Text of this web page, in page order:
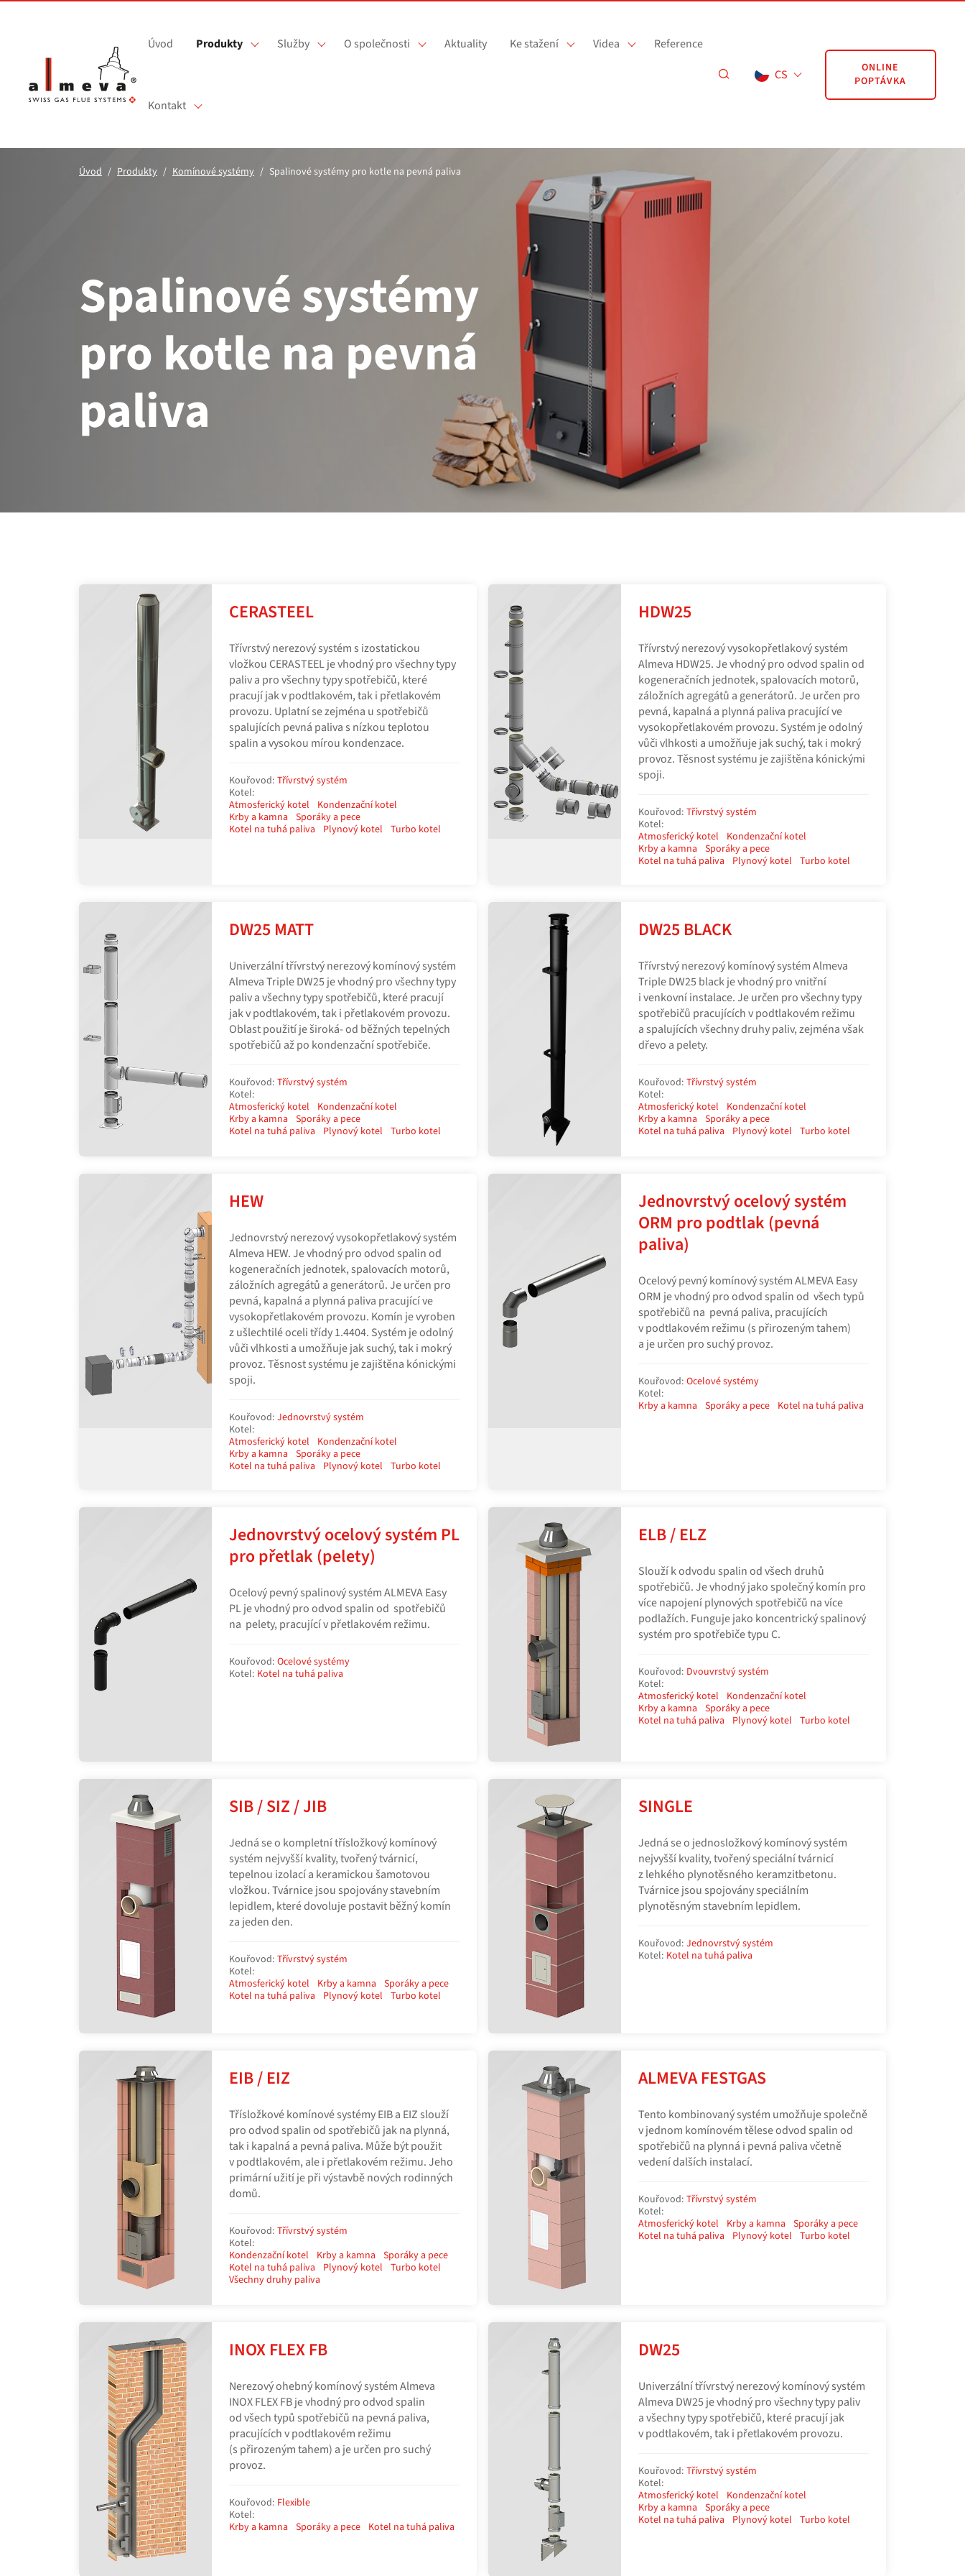
Úvod Produkty Služby O společnosti Aktuality Ke stažení Videa Reference
Kontakt
CS
ONLINE
POPTÁVKA
Úvod Produkty Komínové systémy Spalinové systémy pro kotle na pevná paliva
Spalinové systémy
pro kotle na pevná
paliva
CERASTEEL
Třívrstvý nerezový systém s izostatickou
vložkou CERASTEEL je vhodný pro všechny typy
paliv a pro všechny typy spotřebičů, které
pracují jak v podtlakovém, tak i přetlakovém
provozu. Uplatní se zejména u spotřebičů
spalujících pevná paliva s nízkou teplotou
spalin a vysokou mírou kondenzace.
Kouřovod: Třívrstvý systém
Kotel:
Atmosferický kotel
Kondenzační kotel
Krby a kamna Sporáky a pece
Kotel na tuhá paliva
Plynový kotel Turbo kotel
HDW25
Třívrstvý nerezový vysokopřetlakový systém
Almeva HDW25. Je vhodný pro odvod spalin od
kogeneračních jednotek, spalovacích motorů,
záložních agregátů a generátorů. Je určen pro
pevná, kapalná a plynná paliva pracující ve
vysokopřetlakovém provozu. Systém je odolný
vůči vlhkosti a umožňuje jak suchý, tak i mokrý
provoz. Těsnost systému je zajištěna kónickými
spoji.
Kouřovod: Třívrstvý systém
Kotel:
Atmosferický kotel
Kondenzační kotel
Krby a kamna Sporáky a pece
Kotel na tuhá paliva
Plynový kotel Turbo kotel
DW25 MATT
Univerzální třívrstvý nerezový komínový systém
Almeva Triple DW25 je vhodný pro všechny typy
paliv a všechny typy spotřebičů, které pracují
jak v podtlakovém, tak i přetlakovém provozu.
Oblast použití je široká- od běžných tepelných
spotřebičů až po kondenzační spotřebiče.
Kouřovod: Třívrstvý systém
Kotel:
Atmosferický kotel
Kondenzační kotel
Krby a kamna Sporáky a pece
Kotel na tuhá paliva
Plynový kotel Turbo kotel
DW25 BLACK
Třívrstvý nerezový komínový systém Almeva
Triple DW25 black je vhodný pro vnitřní
i venkovní instalace. Je určen pro všechny typy
spotřebičů pracujících v podtlakovém režimu
a spalujících všechny druhy paliv, zejména však
dřevo a pelety.
Kouřovod: Třívrstvý systém
Kotel:
Atmosferický kotel
Kondenzační kotel
Krby a kamna Sporáky a pece
Kotel na tuhá paliva
Plynový kotel Turbo kotel
HEW
Jednovrstvý nerezový vysokopřetlakový systém
Almeva HEW. Je vhodný pro odvod spalin od
kogeneračních jednotek, spalovacích motorů,
záložních agregátů a generátorů. Je určen pro
pevná, kapalná a plynná paliva pracující ve
vysokopřetlakovém provozu. Komín je vyroben
z ušlechtilé oceli třídy 1.4404. Systém je odolný
vůči vlhkosti a umožňuje jak suchý, tak i mokrý
provoz. Těsnost systému je zajištěna kónickými
spoji.
Kouřovod: Jednovrstvý systém
Kotel:
Atmosferický kotel
Kondenzační kotel
Krby a kamna Sporáky a pece
Kotel na tuhá paliva
Plynový kotel Turbo kotel
Jednovrstvý ocelový systém
ORM pro podtlak (pevná
paliva)
Ocelový pevný komínový systém ALMEVA Easy
ORM je vhodný pro odvod spalin od všech typů
spotřebičů na pevná paliva, pracujících
v podtlakovém režimu (s přirozeným tahem)
a je určen pro suchý provoz.
Kouřovod: Ocelové systémy
Kotel:
Krby a kamna Sporáky a pece Kotel na tuhá paliva
Jednovrstvý ocelový systém PL
pro přetlak (pelety)
Ocelový pevný spalinový systém ALMEVA Easy
PL je vhodný pro odvod spalin od spotřebičů
na pelety, pracující v přetlakovém režimu.
Kouřovod: Ocelové systémy
Kotel: Kotel na tuhá paliva
ELB / ELZ
Slouží k odvodu spalin od všech druhů
spotřebičů. Je vhodný jako společný komín pro
více napojení plynových spotřebičů na více
podlažích. Funguje jako koncentrický spalinový
systém pro spotřebiče typu C.
Kouřovod: Dvouvrstvý systém
Kotel:
Atmosferický kotel
Kondenzační kotel
Krby a kamna Sporáky a pece
Kotel na tuhá paliva
Plynový kotel Turbo kotel
SIB / SIZ / JIB
Jedná se o kompletní třísložkový komínový
systém nejvyšší kvality, tvořený tvárnicí,
tepelnou izolací a keramickou šamotovou
vložkou. Tvárnice jsou spojovány stavebním
lepidlem, které dovoluje postavit běžný komín
za jeden den.
Kouřovod: Třívrstvý systém
Kotel:
Atmosferický kotel
Krby a kamna Sporáky a pece
Kotel na tuhá paliva
Plynový kotel Turbo kotel
SINGLE
Jedná se o jednosložkový komínový systém
nejvyšší kvality, tvořený speciální tvárnicí
z lehkého plynotěsného keramzitbetonu.
Tvárnice jsou spojovány speciálním
plynotěsným stavebním lepidlem.
Kouřovod: Jednovrstvý systém
Kotel: Kotel na tuhá paliva
EIB / EIZ
Třísložkové komínové systémy EIB a EIZ slouží
pro odvod spalin od spotřebičů jak na plynná,
tak i kapalná a pevná paliva. Může být použit
v podtlakovém, ale i přetlakovém režimu. Jeho
primární užití je při výstavbě nových rodinných
domů.
Kouřovod: Třívrstvý systém
Kotel:
Kondenzační kotel
Krby a kamna Sporáky a pece
Kotel na tuhá paliva
Plynový kotel Turbo kotel
Všechny druhy paliva
ALMEVA FESTGAS
Tento kombinovaný systém umožňuje společně
v jednom komínovém tělese odvod spalin od
spotřebičů na plynná i pevná paliva včetně
vedení dalších instalací.
Kouřovod: Třívrstvý systém
Kotel:
Atmosferický kotel
Krby a kamna Sporáky a pece
Kotel na tuhá paliva
Plynový kotel Turbo kotel
INOX FLEX FB
Nerezový ohebný komínový systém Almeva
INOX FLEX FB je vhodný pro odvod spalin
od všech typů spotřebičů na pevná paliva,
pracujících v podtlakovém režimu
(s přirozeným tahem) a je určen pro suchý
provoz.
Kouřovod: Flexible
Kotel:
Krby a kamna Sporáky a pece Kotel na tuhá paliva
DW25
Univerzální třívrstvý nerezový komínový systém
Almeva DW25 je vhodný pro všechny typy paliv
a všechny typy spotřebičů, které pracují jak
v podtlakovém, tak i přetlakovém provozu.
Kouřovod: Třívrstvý systém
Kotel:
Atmosferický kotel
Kondenzační kotel
Krby a kamna Sporáky a pece
Kotel na tuhá paliva
Plynový kotel Turbo kotel